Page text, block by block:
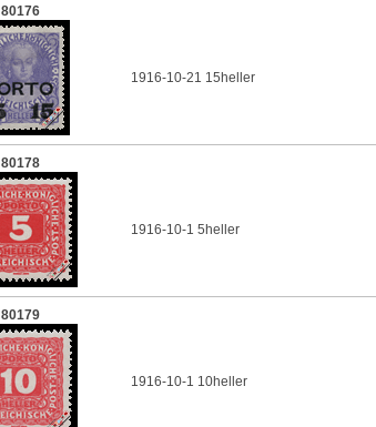
80176
1916-10-21 15heller
80178
1916-10-1 5heller
80179
1916-10-1 10heller